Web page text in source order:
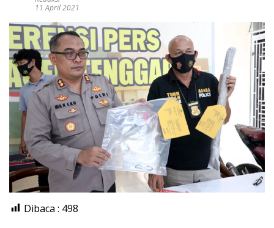
11 April 2021
Dibaca : 498